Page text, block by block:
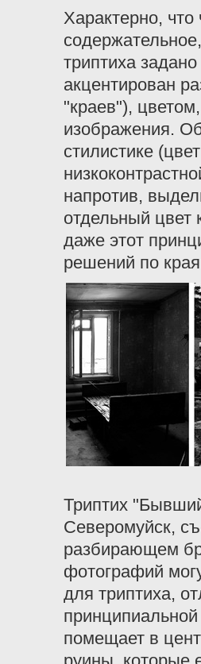
Характерно, что
триптиха
акцентирован
"краев"),
изображения.
стилистике
напротив,
отдельный цвет
даже этот
решений по
Триптих
Северомуйск,
разбирающем
фотографий
для триптиха,
помещает в